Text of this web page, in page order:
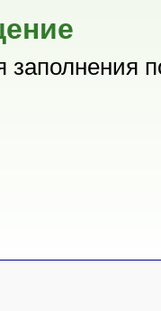
заполнения